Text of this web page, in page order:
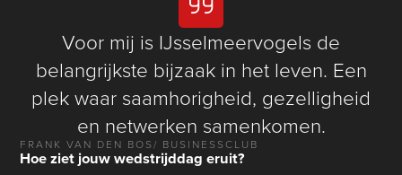
Voor mij is IJsselmeervogels de
belangrijkste bijzaak in het leven. Een
plek waar saamhorigheid, gezelligheid
en netwerken samenkomen.
FRANK VAN DEN BOS/ BUSINESSCLUB
Hoe ziet jouw wedstrijddag eruit?